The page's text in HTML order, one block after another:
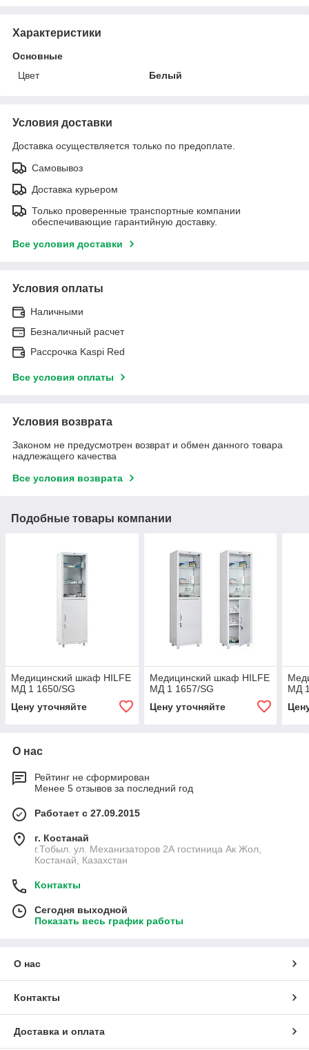
Характеристики
Основные
Цвет
Белый
Условия доставки
Доставка осуществляется только по предоплате.
Самовывоз
Доставка курьером
Только проверенные транспортные компании
обеспечивающие гарантийную доставку.
Все условия доставки
Условия оплаты
Наличными
Безналичный расчет
Рассрочка Kaspi Red
Все условия оплаты
Условия возврата
Законом не предусмотрен возврат и обмен данного товара
надлежащего качества
Все условия возврата
Подобные товары компании
Медицинский шкаф HILFE
МД 1 1650/SG
Цену уточняйте
Медицинский шкаф HILFE
МД 1 1657/SG
Цену уточняйте
МД
О нас
Рейтинг не сформирован
Менее 5 отзывов за последний год
Работает с 27.09.2015
г. Костанай
г.Тобыл. ул. Механизаторов 2А гостиница Ак Жол,
Костанай, Казахстан
Контакты
Сегодня выходной
Показать весь график работы
О нас
Контакты
Доставка и оплата